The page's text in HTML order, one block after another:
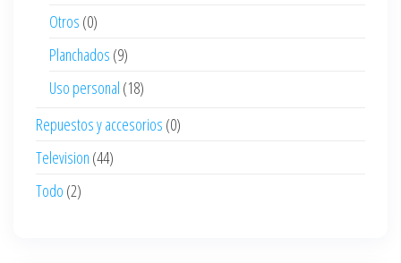
Otros (0)
Planchados (9)
Uso personal (18)
Repuestos y accesorios (0)
Television (44)
Todo (2)